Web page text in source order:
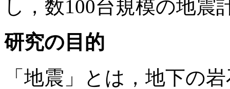
し，数100台規模の地震
研究の目的
「地震」とは，地下の